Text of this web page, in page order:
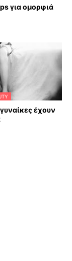
για ομορφιά
γυναίκες έχουν